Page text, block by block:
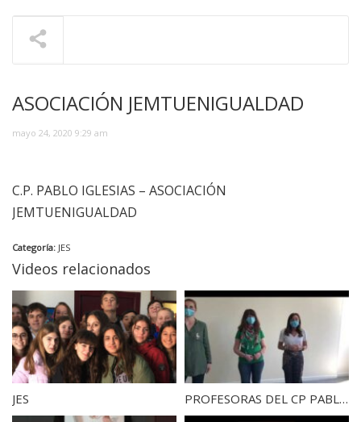
ASOCIACIÓN JEMTUENIGUALDAD
mayo 24, 2020 9:29 am
C.P. PABLO IGLESIAS – ASOCIACIÓN
JEMTUENIGUALDAD
Categoría: JES
Videos relacionados
JES PROFESORAS DEL CP PABLO IGLESIAS